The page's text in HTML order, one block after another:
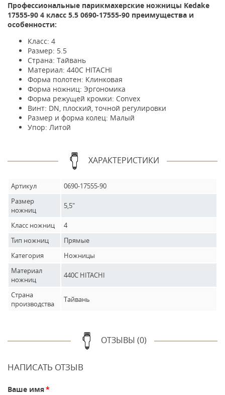
Профессиональные парикмахерские ножницы Kedake
17555-90 4 класс 5.5 0690-17555-90 преимущества и
особенности:
Класс: 4
Размер: 5.5
Страна: Тайвань
Материал: 440С HITACHI
Форма полотен: Клинковая
Форма ножниц: Эргономика
Форма режущей кромки: Convex
Винт: DN, плоский, точной регулировки
Размер и форма колец: Малый
Упор: Литой
ХАРАКТЕРИСТИКИ
Артикул
0690-17555-90
Размер
ножниц
5,5"
Класс ножниц
4
Тип ножниц
Прямые
Категория
Ножницы
Материал
ножниц
440С HITACHI
Страна
производства
Тайвань
ОТЗЫВЫ (0)
НАПИСАТЬ ОТЗЫВ
Ваше имя